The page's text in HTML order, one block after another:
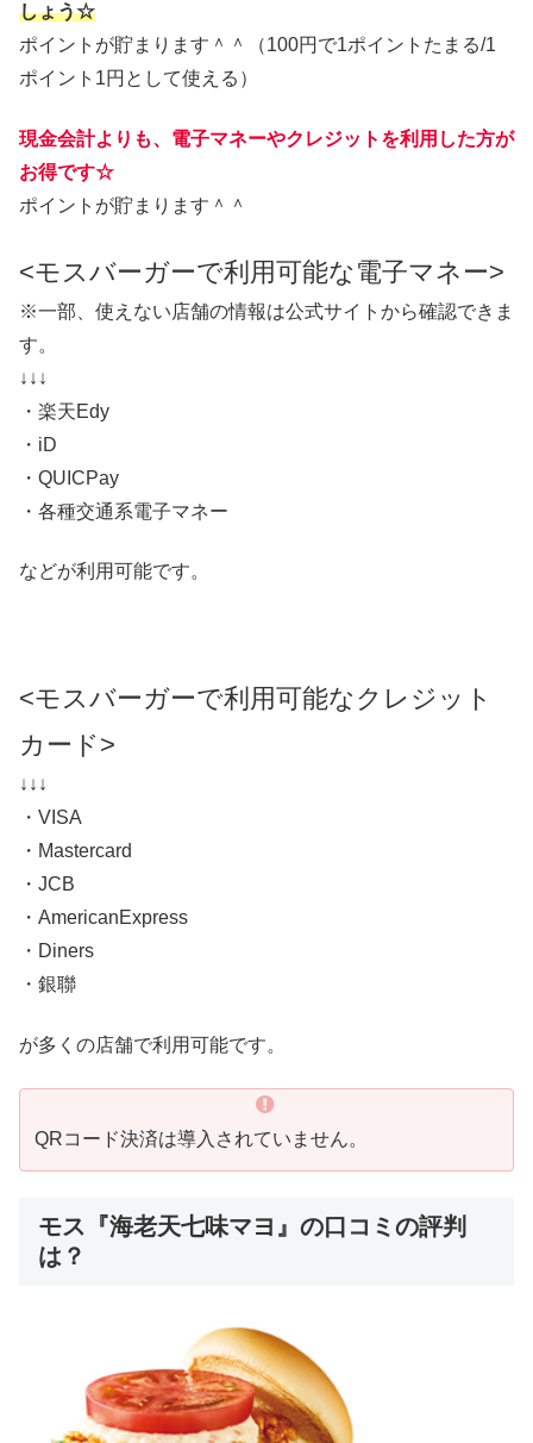
しょう☆
ポイントが貯まります＾＾（100円で1ポイントたまる/1
ポイント1円として使える）
現金会計よりも、電子マネーやクレジットを利用した方が
お得です☆
ポイントが貯まります＾＾
<モスバーガーで利用可能な電子マネー>
※一部、使えない店舗の情報は公式サイトから確認できま
す。
↓↓↓
・楽天Edy
・iD
・QUICPay
・各種交通系電子マネー
などが利用可能です。
<モスバーガーで利用可能なクレジット
カード>
↓↓↓
・VISA
・Mastercard
・JCB
・AmericanExpress
・Diners
・銀聯
が多くの店舗で利用可能です。
QRコード決済は導入されていません。
モス『海老天七味マヨ』の口コミの評判
は？